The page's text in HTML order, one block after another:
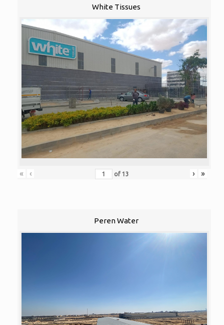
White Tissues
« ‹ of 13 › »
Peren Water